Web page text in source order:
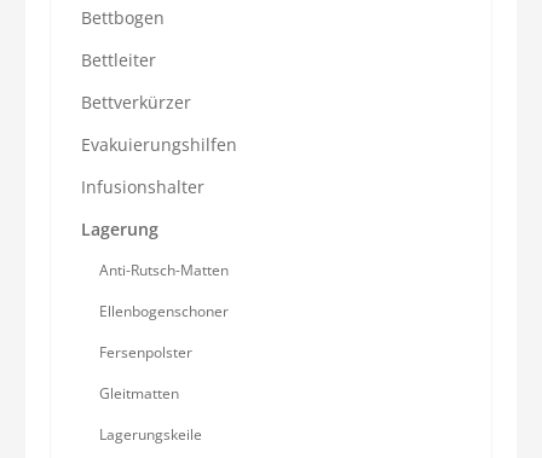
Bettbogen
Bettleiter
Bettverkürzer
Evakuierungshilfen
Infusionshalter
Lagerung
Anti-Rutsch-Matten
Ellenbogenschoner
Fersenpolster
Gleitmatten
Lagerungskeile